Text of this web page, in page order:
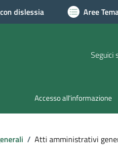
dislessia Aree
Seguici
Accesso all'informazione
/ Atti amministrativi